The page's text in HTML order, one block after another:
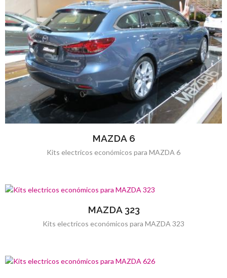
MAZDA 6
Kits electricos económicos para MAZDA 6
MAZDA 323
Kits electricos económicos para MAZDA 323